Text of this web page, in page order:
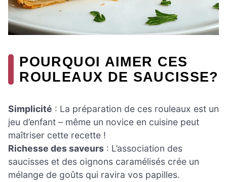
POURQUOI AIMER CES
ROULEAUX DE SAUCISSE?
Simplicité : La préparation de ces rouleaux est un
jeu d’enfant – même un novice en cuisine peut
maîtriser cette recette !
Richesse des saveurs : L’association des
saucisses et des oignons caramélisés crée un
mélange de goûts qui ravira vos papilles.